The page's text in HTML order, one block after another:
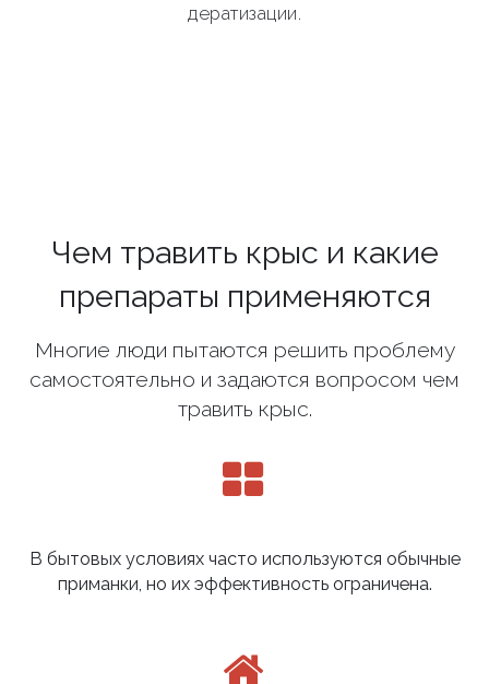
дератизации.
Чем травить крыс и какие
препараты применяются
Многие люди пытаются решить проблему
самостоятельно и задаются вопросом чем
травить крыс.
В бытовых условиях часто используются обычные
приманки, но их эффективность ограничена.